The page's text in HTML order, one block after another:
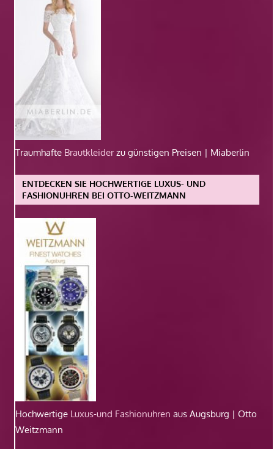
Traumhafte Brautkleiderzu günstigen Preisen | Miaberlin
ENTDECKEN SIE HOCHWERTIGE LUXUS- UND
FASHIONUHREN BEI OTTO-WEITZMANN
Hochwertige Luxus-und Fashionuhren aus Augsburg | Otto
Weitzmann